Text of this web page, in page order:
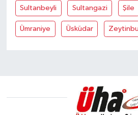
Sultanbeyli Sultangazi Şile
Ümraniye Üsküdar